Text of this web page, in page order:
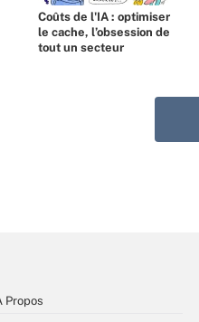
Coûts de l'IA : optimiser
le cache, l’obsession de
tout un secteur
Propos